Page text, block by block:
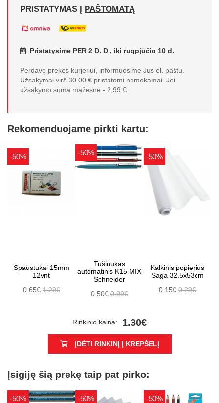
PRISTATYMAS Į PAŠTOMATĄ
Pristatysime PER 2 D. D., iki rugpjūčio 10 d.
Perdavę prekes kurjeriui, informuosime Jus el. paštu.
Užsakymai virš 30.00 € pristatomi nemokamai. Jei
užsakymo suma mažesnė - 2,99 €.
Rekomenduojame pirkti kartu:
-50%
Spaustukai 15mm
12vnt
0.65€1.29€
-50%
Tušinukas
automatinis K15 MIX
Schneider
0.50€ 0.99€
-50%
Kalkinis popierius
Saga 32.5x53cm
0.15€0.29€
Rinkinio kaina: 1.30€
ĮDĖTI RINKINĮ Į KREPŠELĮ
Įsigiję šią prekę taip pat pirko:
-50% -50% -50%